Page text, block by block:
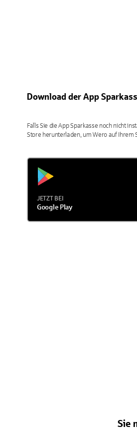
Download der App
Falls Sie die App Sparkasse noch nicht
Store herunterladen, um Wero auf Ihrem
JETZT BEI
Google Play
Sie